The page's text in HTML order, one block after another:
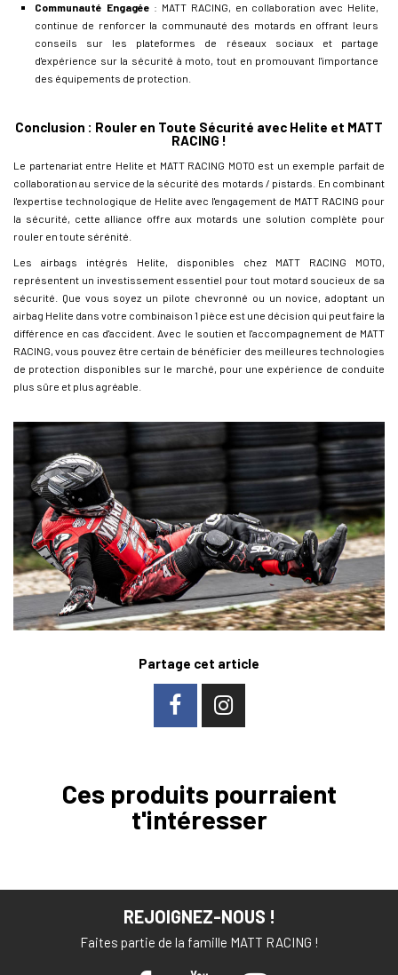
Communauté Engagée : MATT RACING, en collaboration avec Helite,
continue de renforcer la communauté des motards en offrant leurs
conseils sur les plateformes de réseaux sociaux et partage
d'expérience sur la sécurité à moto, tout en promouvant l'importance
des équipements de protection.
Conclusion : Rouler en Toute Sécurité avec Helite et MATT
RACING !
Le partenariat entre Helite et MATT RACING MOTO est un exemple parfait de
collaboration au service de la sécurité des motards / pistards. En combinant
l'expertise technologique de Helite avec l'engagement de MATT RACING pour
la sécurité, cette alliance offre aux motards une solution complète pour
rouler en toute sérénité.
Les airbags intégrés Helite, disponibles chez MATT RACING MOTO,
représentent un investissement essentiel pour tout motard soucieux de sa
sécurité. Que vous soyez un pilote chevronné ou un novice, adoptant un
airbag Helite dans votre combinaison 1 pièce est une décision qui peut faire la
différence en cas d'accident. Avec le soutien et l'accompagnement de MATT
RACING, vous pouvez être certain de bénéficier des meilleures technologies
de protection disponibles sur le marché, pour une expérience de conduite
plus sûre et plus agréable.
Partage cet article
Ces produits pourraient
t'intéresser
REJOIGNEZ-NOUS !
Faites partie de la famille MATT RACING !